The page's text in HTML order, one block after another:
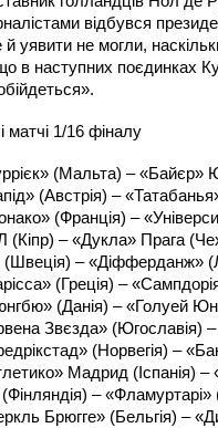
відбувся
й уявити не могли,
в наступних поєдинках
матчі 1/16 фіналу
(Мальта) – «Байєр»
(Австрія) –
(Франція) –
(Кіпр) – «Дукла» Прага
(Швеція) – «Діфферданж»
(Греція) –
(Данія) – «Голуей
Звєзда» (Югославія)
(Норвегія) –
Мадрид (Іспанія)
(Фінляндія) –
Брюгге» (Бельгія) –